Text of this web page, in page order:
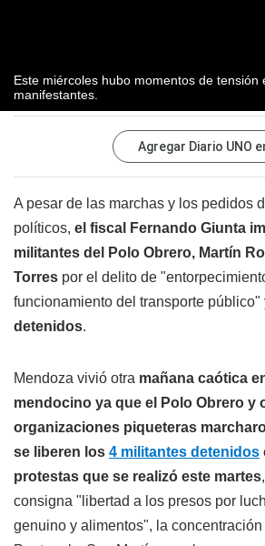
Este miércoles hubo momentos de tensión
manifestantes.
Agregar Diario UNO
A pesar de las marchas y los pedidos
políticos, el fiscal Fernando Giunta
militantes del Polo Obrero, Martín
Torres por el delito de
funcionamiento del transporte público"
detenidos.
Mendoza vivió otra mañana caótica
mendocino ya que el Polo Obrero y
organizaciones piqueteras
se liberen los 4 militantes detenidos
protestas que se realizó este martes
consigna "libertad a los presos por
genuino y alimentos", la